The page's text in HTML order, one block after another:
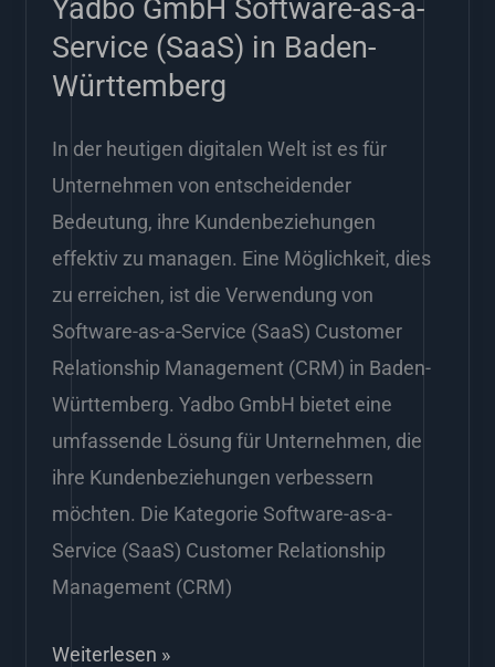
Yadbo GmbH Software-as-a-
Service (SaaS) in Baden-
Württemberg
In der heutigen digitalen Welt ist es für
Unternehmen von entscheidender
Bedeutung, ihre Kundenbeziehungen
effektiv zu managen. Eine Möglichkeit, dies
zu erreichen, ist die Verwendung von
Software-as-a-Service (SaaS) Customer
Relationship Management (CRM) in Baden-
Württemberg. Yadbo GmbH bietet eine
umfassende Lösung für Unternehmen, die
ihre Kundenbeziehungen verbessern
möchten. Die Kategorie Software-as-a-
Service (SaaS) Customer Relationship
Management (CRM)
Baden-
Württemberg
Weiterlesen »